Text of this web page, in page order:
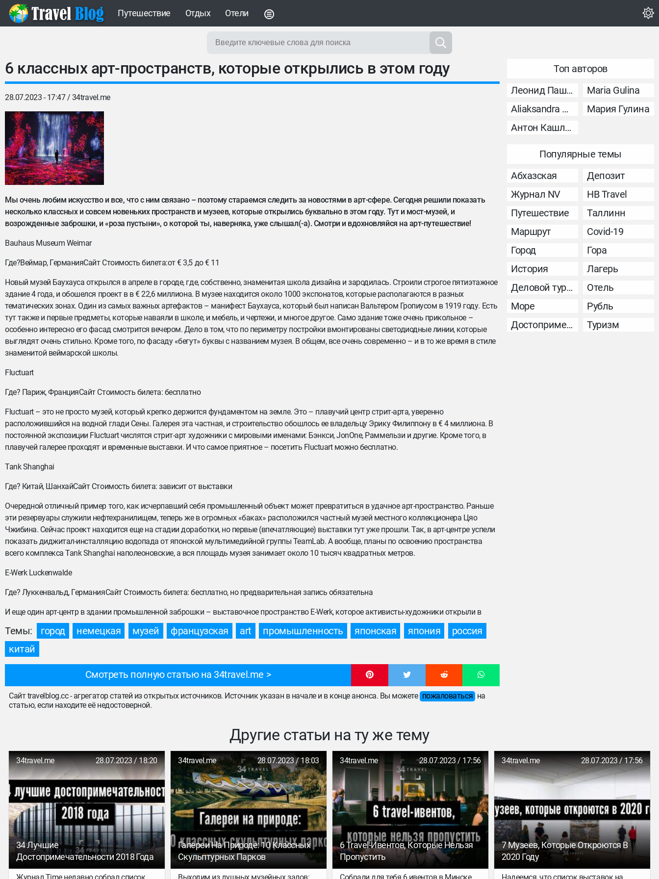
Путешествие Отдых Отели
6 классных арт-пространств, которые открылись в этом году
28.07.2023 - 17:47 / 34travel.me
Мы очень любим искусство и все, что с ним связано – поэтому стараемся следить за новостями в арт-сфере. Сегодня решили показать
несколько классных и совсем новеньких пространств и музеев, которые открылись буквально в этом году. Тут и мост-музей, и
возрожденные заброшки, и «роза пустыни», о которой ты, наверняка, уже слышал(-а). Смотри и вдохновляйся на арт-путешествие!
Bauhaus Museum Weimar
Где?Веймар, ГерманияСайт Стоимость билета:от € 3,5 до € 11
Новый музей Баухауса открылся в апреле в городе, где, собственно, знаменитая школа дизайна и зародилась. Строили строгое пятиэтажное
здание 4 года, и обошелся проект в в € 22,6 миллиона. В музее находится около 1000 экспонатов, которые располагаются в разных
тематических зонах. Один из самых важных артефактов – манифест Баухауса, который был написан Вальтером Гропиусом в 1919 году. Есть
тут также и первые предметы, которые наваяли в школе, и мебель, и чертежи, и многое другое. Само здание тоже очень прикольное –
особенно интересно его фасад смотрится вечером. Дело в том, что по периметру постройки вмонтированы светодиодные линии, которые
выглядят очень стильно. Кроме того, по фасаду «бегут» буквы с названием музея. В общем, все очень современно – и в то же время в стиле
знаменитой веймарской школы.
Fluctuart
Где? Париж, ФранцияСайт Стоимость билета: бесплатно
Fluctuart – это не просто музей, который крепко держится фундаментом на земле. Это – плавучий центр стрит-арта, уверенно
расположившийся на водной глади Сены. Галерея эта частная, и строительство обошлось ее владельцу Эрику Филиппону в € 4 миллиона. В
постоянной экспозиции Fluctuart числятся стрит-арт художники с мировыми именами: Бэнкси, JonOne, Раммельзи и другие. Кроме того, в
плавучей галерее проходят и временные выставки. И что самое приятное – посетить Fluctuart можно бесплатно.
Tank Shanghai
Где? Китай, ШанхайСайт Стоимость билета: зависит от выставки
Очередной отличный пример того, как исчерпавший себя промышленный объект может превратиться в удачное арт-пространство. Раньше
эти резервуары служили нефтехранилищем, теперь же в огромных «баках» расположился частный музей местного коллекционера Цяо
Чжибина. Сейчас проект находится еще на стадии доработки, но первые (впечатляющие) выставки тут уже прошли. Так, в арт-центре успели
показать диджитал-инсталляцию водопада от японской мультимедийной группы TeamLab. А вообще, планы по освоению пространства
всего комплекса Tank Shanghai наполеоновские, а вся площадь музея занимает около 10 тысяч квадратных метров.
E-Werk Luckenwalde
Где? Луккенвальд, ГерманияСайт Стоимость билета: бесплатно, но предварительная запись обязательна
И еще один арт-центр в здании промышленной заброшки – выставочное пространство E-Werk, которое активисты-художники открыли в
Темы: город немецкая музей французская art промышленность японская япония
россия
китай
Смотреть полную статью на 34travel.me
Сайт travelblog.cc - агрегатор статей из открытых источников. Источник указан в начале и в конце анонса. Вы можете пожаловаться на
статью, если находите её недостоверной.
Топ авторов
Леонид Пашковский
Maria Gulina
Aliaksandra Murashka
Мария Гулина
Антон Кашликов
Популярные темы
Абхазская
Депозит
Журнал NV
НВ Travel
Путешествие
Таллинн
Маршрут
Covid-19
Город
Гора
История
Лагерь
Деловой туризм
Отель
Море
Рубль
Достопримечательность
Туризм
Другие статьи на ту же тему
34travel.me 28.07.2023 / 18:20
34 Лучшие
Достопримечательности 2018 Года
34travel.me 28.07.2023 / 18:03
Галереи На Природе: 10 Классных
Скульптурных Парков
34travel.me 28.07.2023 / 17:56
6 Travel-Ивентов, Которые Нельзя
Пропустить
34travel.me 28.07.2023 / 17:56
7 Музеев, Которые Откроются В
2020 Году